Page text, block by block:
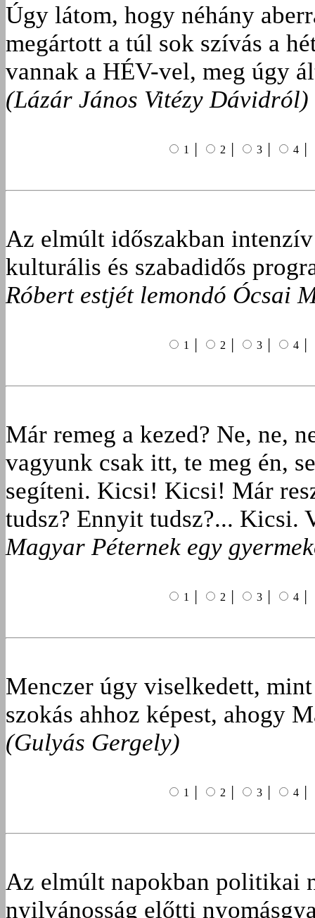
Úgy látom, hogy néhány
megártott a túl sok szívás a
vannak a HÉV-vel, meg úgy
(Lázár János Vitézy Dávidról)
1 │ 2 │ 3 │ 4 │
Az elmúlt időszakban
kulturális és szabadidős
Róbert estjét lemondó Ócsai
1 │ 2 │ 3 │ 4 │
Már remeg a kezed? Ne, ne,
vagyunk csak itt, te meg én,
segíteni. Kicsi! Kicsi! Már
tudsz? Ennyit tudsz?... Kicsi.
Magyar Péternek egy
1 │ 2 │ 3 │ 4 │
Menczer úgy viselkedett,
szokás ahhoz képest, ahogy
(Gulyás Gergely)
1 │ 2 │ 3 │ 4 │
Az elmúlt napokban politikai
nyilvánosság előtti